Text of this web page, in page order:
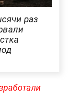
раз